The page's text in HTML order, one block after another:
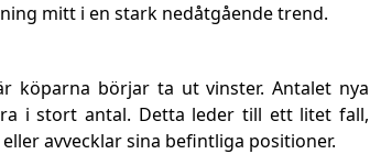
mitt i en stark nedåtgående trend.
köparna börjar ta ut vinster. Antalet nya
i stort antal. Detta leder till ett litet fall,
avvecklar sina befintliga positioner.